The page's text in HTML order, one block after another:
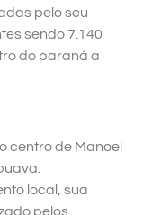
pelo seu
sendo 7.140
do paraná a
centro de Manoel
local, sua
pelos